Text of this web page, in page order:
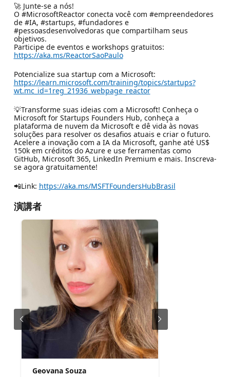
🚀 Junte-se a nós!
O #MicrosoftReactor conecta você com #empreendedores
de #IA, #startups, #fundadores e
#pessoasdesenvolvedoras que compartilham seus
objetivos.
Participe de eventos e workshops gratuitos:
https://aka.ms/ReactorSaoPaulo
Potencialize sua startup com a Microsoft:
https://learn.microsoft.com/training/topics/startups?
wt.mc_id=1reg_21936_webpage_reactor
💡Transforme suas ideias com a Microsoft! Conheça o
Microsoft for Startups Founders Hub, conheça a
plataforma de nuvem da Microsoft e dê vida às novas
soluções para resolver os desafios atuais e criar o futuro.
Acelere a inovação com a IA da Microsoft, ganhe até US$
150k em créditos do Azure e use ferramentas como
GitHub, Microsoft 365, LinkedIn Premium e mais. Inscreva-
se agora gratuitamente!
📲Link: https://aka.ms/MSFTFoundersHubBrasil
演講者
Geovana Souza